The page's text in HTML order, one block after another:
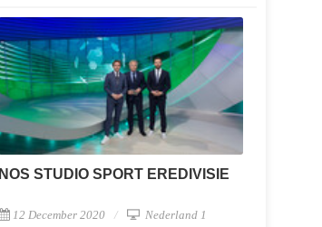
NOS STUDIO SPORT EREDIVISIE
12 December 2020 Nederland 1